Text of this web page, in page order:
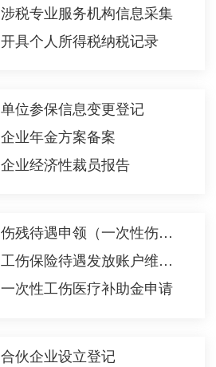
涉税专业服务机构信息采集
开具个人所得税纳税记录
单位参保信息变更登记
企业年金方案备案
企业经济性裁员报告
伤残待遇申领（一次性伤残补助金、伤残津贴和生活护理费）
工伤保险待遇发放账户维护申请
一次性工伤医疗补助金申请
合伙企业设立登记